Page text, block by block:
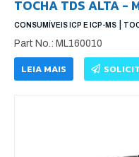
TOCHA TDS ALTA -
CONSUMÍVEIS ICP E ICP-MS
Part No.: ML160010
LEIA MAIS